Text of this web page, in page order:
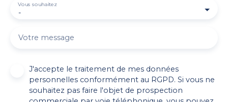
-
Vous souhaitez
Votre message
J'accepte le traitement de mes données
personnelles conformément au RGPD. Si vous ne
souhaitez pas faire l'objet de prospection